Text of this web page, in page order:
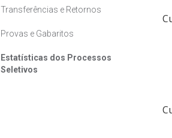
Transferências e Retornos
Provas e Gabaritos
Estatísticas dos Processos
Seletivos